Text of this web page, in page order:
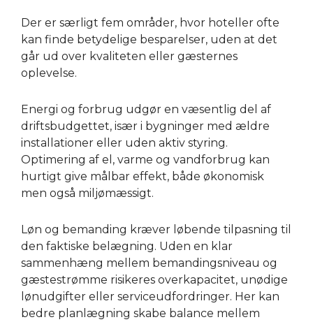
Der er særligt fem områder, hvor hoteller ofte
kan finde betydelige besparelser, uden at det
går ud over kvaliteten eller gæsternes
oplevelse.
Energi og forbrug udgør en væsentlig del af
driftsbudgettet, især i bygninger med ældre
installationer eller uden aktiv styring.
Optimering af el, varme og vandforbrug kan
hurtigt give målbar effekt, både økonomisk
men også miljømæssigt.
Løn og bemanding kræver løbende tilpasning til
den faktiske belægning. Uden en klar
sammenhæng mellem bemandingsniveau og
gæstestrømme risikeres overkapacitet, unødige
lønudgifter eller serviceudfordringer. Her kan
bedre planlægning skabe balance mellem